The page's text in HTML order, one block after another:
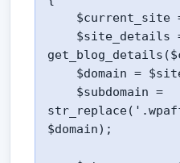
$domain);